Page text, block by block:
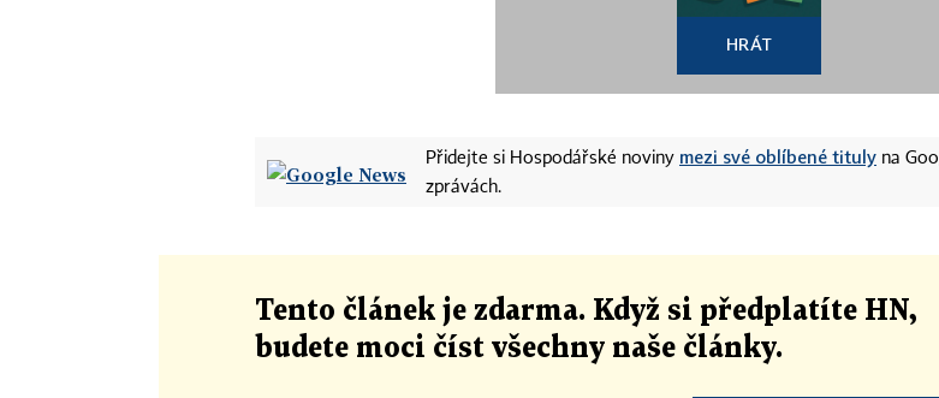
HRÁT
Přidejte si Hospodářské noviny mezi své oblíbené tituly na
zprávách.
Tento článek je zdarma. Když si předplatíte HN,
budete moci číst všechny naše články.